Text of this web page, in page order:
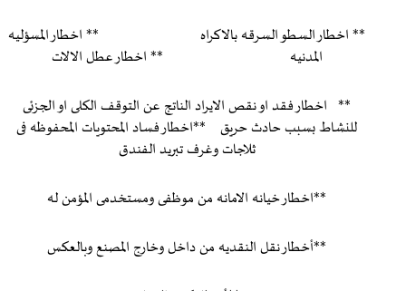
** اخطار السطو السرقه بالاكراه ** اخطار المسؤليه
المدنيه ** اخطار عطل الالات
** اخطار فقد او نقص الايراد الناتج عن التوقف الكلى او الجزئى
للنشاط بسبب حادث حريق **اخطار فساد المحتويات المحفوظه فى
ثلاجات وغرف تبريد الفندق
**اخطار خيانه الامانه من موظفى ومستخدمى المؤمن له
**أخطار نقل النقديه من داخل وخارج المصنع وبالعكس